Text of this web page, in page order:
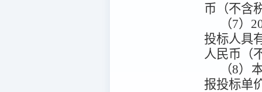
币（不含
（7）
投标人具
人民币（
（8）
报投标单